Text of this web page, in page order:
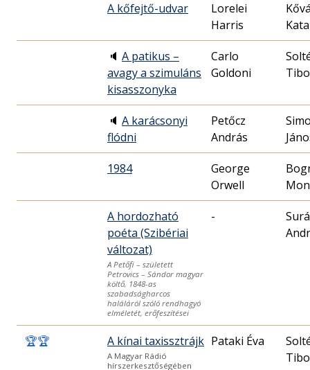
A kőfejtő-udvar
Lorelei
Harris
🔈 A patikus –
avagy a szimuláns
kisasszonyka
Carlo
Goldoni
🔈 A karácsonyi
flódni
Petőcz
András
1984
George
Orwell
A hordozható
poéta (Szibériai
változat)
A Petőfi – született
Petrovics – Sándor magyar
költő, 1848-as
szabadságharcos
haláláról szóló rendhagyó
elméletét, erőfeszítései
-
🏆🏆 A kínai taxissztrájk
A Magyar Rádió
hírszerkesztőségében
Pataki Éva